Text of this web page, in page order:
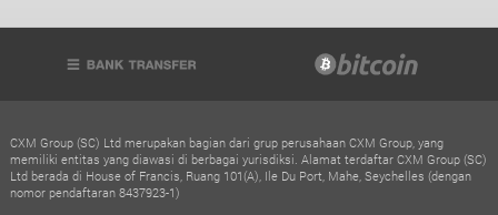
CXM Group (SC) Ltd merupakan bagian dari grup perusahaan CXM Group, yang
memiliki entitas yang diawasi di berbagai yurisdiksi. Alamat terdaftar CXM Group (SC)
Ltd berada di House of Francis, Ruang 101(A), Ile Du Port, Mahe, Seychelles (dengan
nomor pendaftaran 8437923-1)